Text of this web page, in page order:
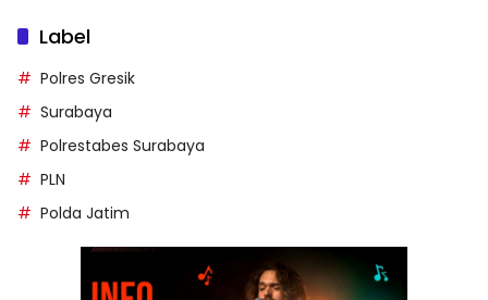
Label
Polres Gresik
Surabaya
Polrestabes Surabaya
PLN
Polda Jatim